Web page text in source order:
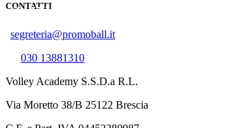
CONTATTI
Via XXV aprile, 61, 25020, Flero (BS)
segreteria@promoball.it
030 13881310
Volley Academy S.S.D.a R.L.
Via Moretto 38/B 25122 Brescia